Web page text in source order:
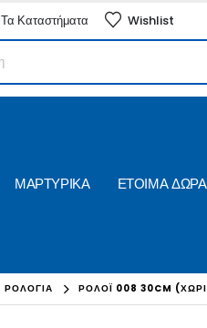
Τα Καταστήματα Wishlist
ΜΑΡΤΥΡΙΚΑ ΕΤΟΙΜΑ ΔΩΡΑ
ΡΟΛΟΓΙΑ ΡΟΛΌΙ 008 30CM